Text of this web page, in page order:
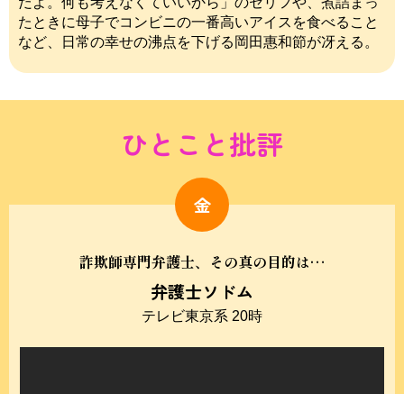
たときに母子でコンビニの一番高いアイスを食べること
など、日常の幸せの沸点を下げる岡田惠和節が冴える。
ひとこと批評
金
詐欺師専門弁護士、その真の目的は…
弁護士ソドム
テレビ東京系 20時